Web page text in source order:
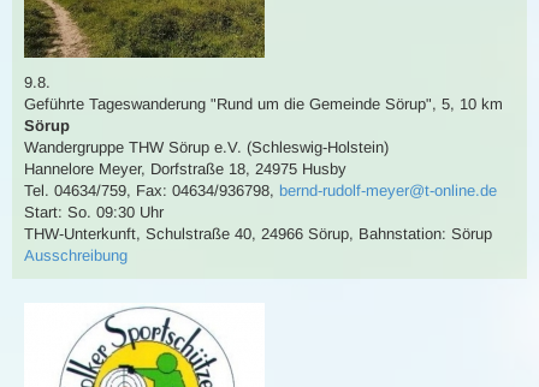
9.8.
Geführte Tageswanderung "Rund um die Gemeinde Sörup", 5, 10 km
Sörup
Wandergruppe THW Sörup e.V. (Schleswig-Holstein)
Hannelore Meyer, Dorfstraße 18, 24975 Husby
Tel. 04634/759, Fax: 04634/936798, bernd-rudolf-meyer@t-online.de
Start: So. 09:30 Uhr
THW-Unterkunft, Schulstraße 40, 24966 Sörup, Bahnstation: Sörup
Ausschreibung